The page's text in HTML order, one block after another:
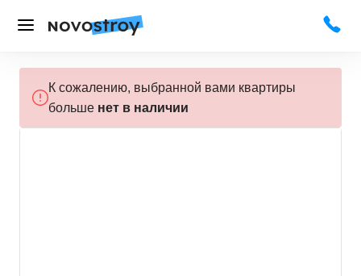
К сожалению, выбранной вами квартиры
больше нет в наличии